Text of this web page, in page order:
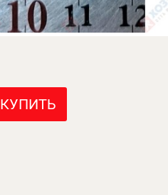
КУПИТЬ